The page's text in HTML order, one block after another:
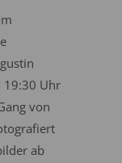
19:30 Uhr
von
ab